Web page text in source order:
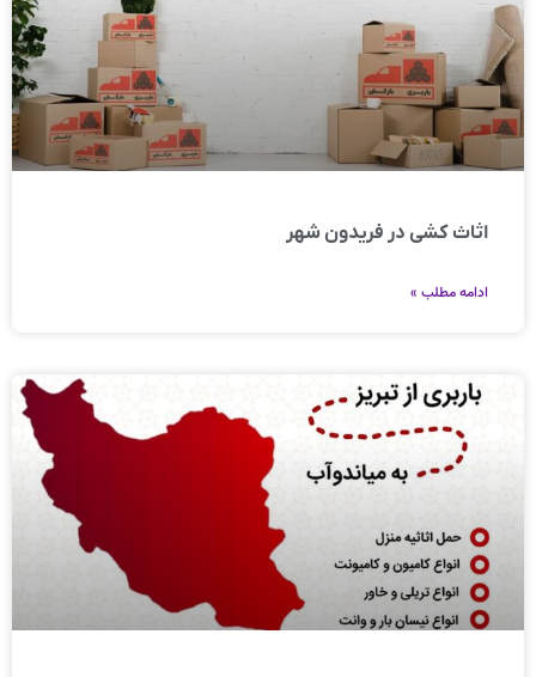
اثاث کشی در فریدون شهر
ادامه مطلب »